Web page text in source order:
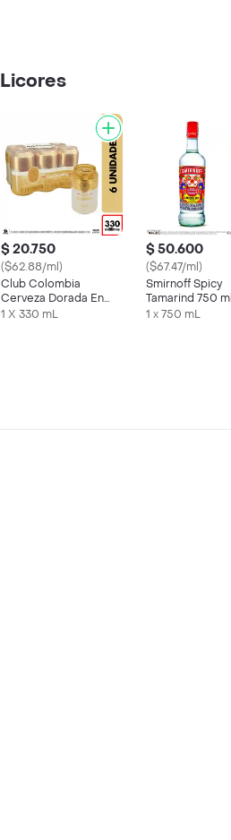
Licores
$ 20.750
($62.88/ml)
Club Colombia
Cerveza Dorada En
Lata 330 ML X6 Unds
1 X 330 mL
$ 50.600
($67.47/ml)
Smirnoff Spicy
Tamarind 750 ml
1 x 750 mL